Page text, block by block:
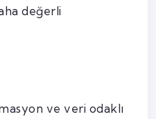
değerli
ve veri odaklı